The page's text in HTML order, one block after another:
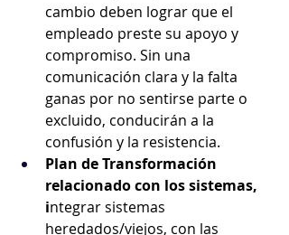
cambio deben lograr que el
empleado preste su apoyo y
compromiso. Sin una
comunicación clara y la falta
ganas por no sentirse parte o
excluido, conducirán a la
confusión y la resistencia.
Plan de Transformación
relacionado con los sistemas,
integrar sistemas
heredados/viejos, con las